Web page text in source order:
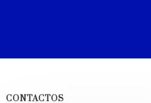
CONTACTOS